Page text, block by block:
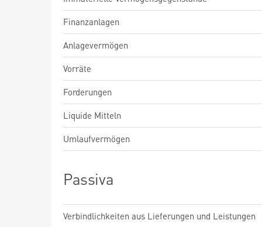
Finanzanlagen
Anlagevermögen
Vorräte
Forderungen
Liquide Mitteln
Umlaufvermögen
Passiva
Verbindlichkeiten aus Lieferungen und Leistungen